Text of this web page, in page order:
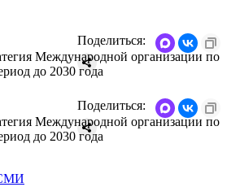
Международной организации по
до 2030 года
Поделиться:
Международной организации по
до 2030 года
Поделиться: